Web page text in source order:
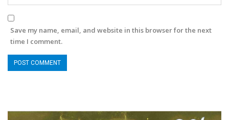
Save my name, email, and website in this browser for the next
time I comment.